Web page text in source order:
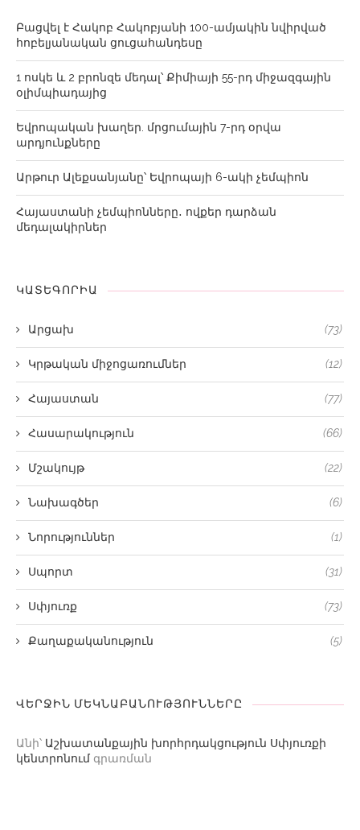
Բացվել է Հակոբ Հակոբյանի 100-ամյակին նվիրված
հոբելյանական ցուցահանդեսը
1 ոսկե և 2 բրոնզե մեդալ՝ Քիմիայի 55-րդ միջազգային
օլիմպիադայից
Եվրոպական խաղեր. մրցումային 7-րդ օրվա
արդյունքները
Արթուր Ալեքսանյանը՝ Եվրոպայի 6-ակի չեմպիոն
Հայաստանի չեմպիոնները․ ովքեր դարձան
մեդալակիրներ
ԿԱՏԵԳՈՐԻԱ
Արցախ (73)
Կրթական միջոցառումներ (12)
Հայաստան (77)
Հասարակություն (66)
Մշակույթ (22)
Նախագծեր (6)
Նորություններ (1)
Սպորտ (31)
Սփյուռք (73)
Քաղաքականություն (5)
ՎԵՐՋԻՆ ՄԵԿՆԱԲԱՆՈՒԹՅՈՒՆՆԵՐԸ
Անի՝ Աշխատանքային խորհրդակցություն Սփյուռքի
կենտրոնում գրառման